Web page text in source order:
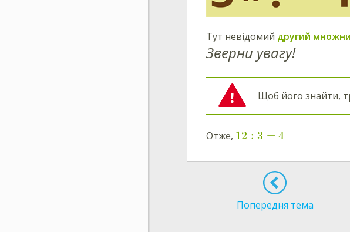
Тут невідомий другий
Зверни увагу!
Щоб його знайти,
Отже, 12 : 3 = 4
Попередня тема